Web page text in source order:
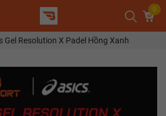
0
Gel Resolution X Padel Hồng Xanh